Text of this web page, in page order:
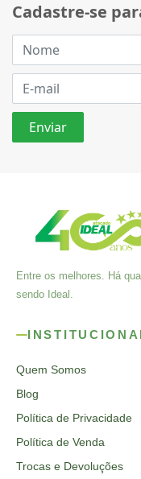
Cadastre-se
Entre os melhores. Há
sendo Ideal.
Quem Somos
Blog
Política de Privacidade
Política de Venda
Trocas e Devoluções